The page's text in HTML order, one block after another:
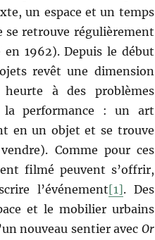
un espace et un temps
se retrouve régulièrement
1962). Depuis le début
revêt une dimension
à des problèmes
la performance : un art
en un objet et se trouve
Comme pour ces
filmé peuvent s’offrir,
l’événement[1]. Des
et le mobilier urbains
nouveau sentier avec Or